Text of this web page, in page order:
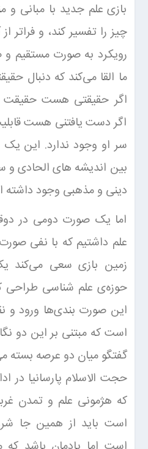
بازی علم جدید با مبانی
چیز را تفسیر کند، و فراتر
رویکرد به صورت مستقیم و
ما القا می‌کند که دنبال
اگر حقیقتی هست حقیقت
اگر دست یافتنی هست
سر او وجود ندارد. این یک
بین اندیشه های الحادی و
دینی و مذهبی وجود
اما یک صورت دومی در
علم داشتیم که با نفی
زمین بازی سعی می‌کند
حوزه‌ی علم شناسی طراحی
این صورت بندی‌ها ورود و
است که مبتنی بر این دو
گفتگو میان دو عرصه بسته
حجت الاسلام پارسانیا در
که هژمونی علم و تمدن
است باید از همین جا